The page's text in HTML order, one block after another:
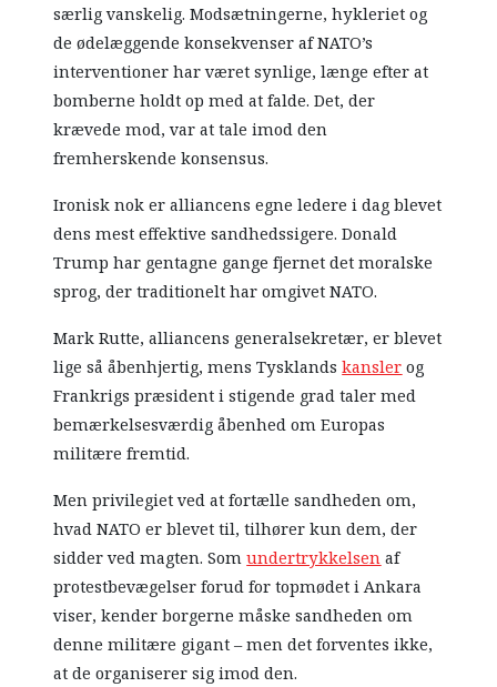
særlig vanskelig. Modsætningerne, hykleriet og
de ødelæggende konsekvenser af NATO’s
interventioner har været synlige, længe efter at
bomberne holdt op med at falde. Det, der
krævede mod, var at tale imod den
fremherskende konsensus.
Ironisk nok er alliancens egne ledere i dag blevet
dens mest effektive sandhedssigere. Donald
Trump har gentagne gange fjernet det moralske
sprog, der traditionelt har omgivet NATO.
Mark Rutte, alliancens generalsekretær, er blevet
lige så åbenhjertig, mens Tysklandskanslerog
Frankrigs præsident i stigende grad taler med
bemærkelsesværdig åbenhed om Europas
militære fremtid.
Men privilegiet ved at fortælle sandheden om,
hvad NATO er blevet til, tilhører kun dem, der
sidder ved magten. Somundertrykkelsenaf
protestbevægelser forud for topmødet i Ankara
viser, kender borgerne måske sandheden om
denne militære gigant – men det forventes ikke,
at de organiserer sig imod den.